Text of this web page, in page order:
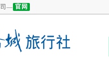
司— 官网